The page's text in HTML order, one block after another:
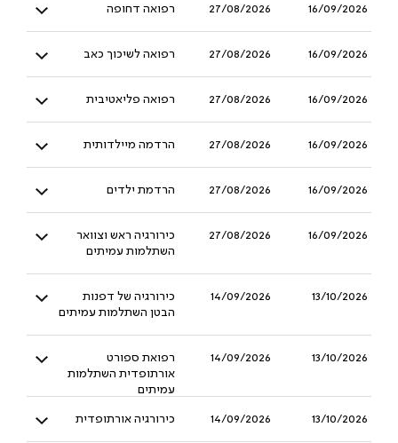
16/09/2026
27/08/2026 רפואה דחופה
16/09/2026
27/08/2026 רפואה לשיכוך כאב
16/09/2026
27/08/2026 רפואה פליאטיבית
16/09/2026
27/08/2026 הרדמה מיילדותית
16/09/2026
27/08/2026 הרדמת ילדים
16/09/2026
27/08/2026
כירורגיה ראש וצוואר
השתלמות עמיתים
13/10/2026
14/09/2026
כירורגיה של דפנות
הבטן השתלמות עמיתים
13/10/2026
14/09/2026
רפואת ספורט
אורתופדית השתלמות
עמיתים
13/10/2026
14/09/2026 כירורגיה אורתופדית